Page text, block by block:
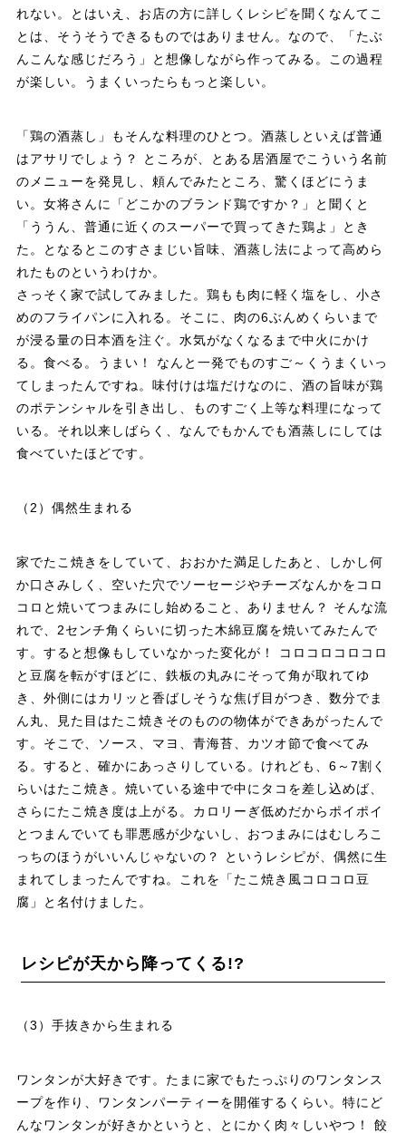
れない。とはいえ、お店の方に詳しくレシピを聞くなんてこ
とは、そうそうできるものではありません。なので、「たぶ
んこんな感じだろう」と想像しながら作ってみる。この過程
が楽しい。うまくいったらもっと楽しい。
「鶏の酒蒸し」もそんな料理のひとつ。酒蒸しといえば普通
はアサリでしょう？ ところが、とある居酒屋でこういう名前
のメニューを発見し、頼んでみたところ、驚くほどにうま
い。女将さんに「どこかのブランド鶏ですか？」と聞くと
「ううん、普通に近くのスーパーで買ってきた鶏よ」とき
た。となるとこのすさまじい旨味、酒蒸し法によって高めら
れたものというわけか。
さっそく家で試してみました。鶏もも肉に軽く塩をし、小さ
めのフライパンに入れる。そこに、肉の6ぶんめくらいまで
が浸る量の日本酒を注ぐ。水気がなくなるまで中火にかけ
る。食べる。うまい！ なんと一発でものすご～くうまくいっ
てしまったんですね。味付けは塩だけなのに、酒の旨味が鶏
のポテンシャルを引き出し、ものすごく上等な料理になって
いる。それ以来しばらく、なんでもかんでも酒蒸しにしては
食べていたほどです。
（2）偶然生まれる
家でたこ焼きをしていて、おおかた満足したあと、しかし何
か口さみしく、空いた穴でソーセージやチーズなんかをコロ
コロと焼いてつまみにし始めること、ありません？ そんな流
れで、2センチ角くらいに切った木綿豆腐を焼いてみたんで
す。すると想像もしていなかった変化が！ コロコロコロコロ
と豆腐を転がすほどに、鉄板の丸みにそって角が取れてゆ
き、外側にはカリッと香ばしそうな焦げ目がつき、数分でま
ん丸、見た目はたこ焼きそのものの物体ができあがったんで
す。そこで、ソース、マヨ、青海苔、カツオ節で食べてみ
る。すると、確かにあっさりしている。けれども、6～7割く
らいはたこ焼き。焼いている途中で中にタコを差し込めば、
さらにたこ焼き度は上がる。カロリーぎ低めだからポイポイ
とつまんでいても罪悪感が少ないし、おつまみにはむしろこ
っちのほうがいいんじゃないの？ というレシピが、偶然に生
まれてしまったんですね。これを「たこ焼き風コロコロ豆
腐」と名付けました。
レシピが天から降ってくる!?
（3）手抜きから生まれる
ワンタンが大好きです。たまに家でもたっぷりのワンタンス
ープを作り、ワンタンパーティーを開催するくらい。特にど
んなワンタンが好きかというと、とにかく肉々しいやつ！ 餃